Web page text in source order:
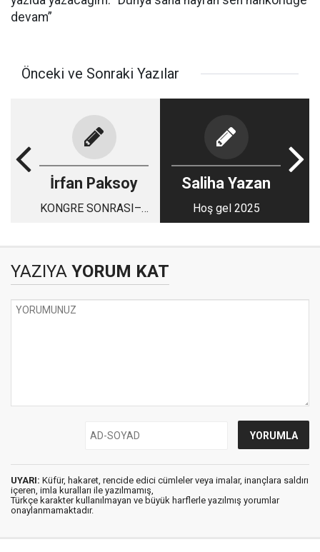
devam”
Önceki ve Sonraki Yazılar
İrfan Paksoy
KONGRE SONRASI–6
Saliha Yazan
Hoş gel 2025
YAZIYA YORUM KAT
UYARI: Küfür, hakaret, rencide edici cümleler veya imalar, inançlara saldırı
içeren, imla kuralları ile yazılmamış,
Türkçe karakter kullanılmayan ve büyük harflerle yazılmış yorumlar
onaylanmamaktadır.